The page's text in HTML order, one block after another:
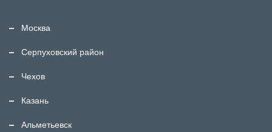
Москва
Серпуховский район
Чехов
Казань
Альметьевск